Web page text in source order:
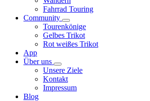
Fahrrad Touring
Community
Tourenkönige
Gelbes Trikot
Rot weißes Trikot
App
Über uns
Unsere Ziele
Kontakt
Impressum
Blog